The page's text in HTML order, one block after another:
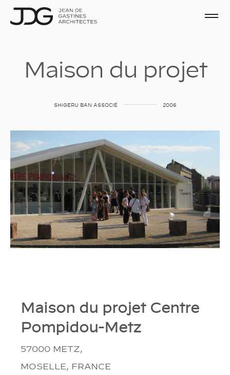
Maison du projet
SHIGERU BAN ASSOCIÉ 2006
Maison du projet Centre
Pompidou-Metz
57000 METZ,
MOSELLE, FRANCE